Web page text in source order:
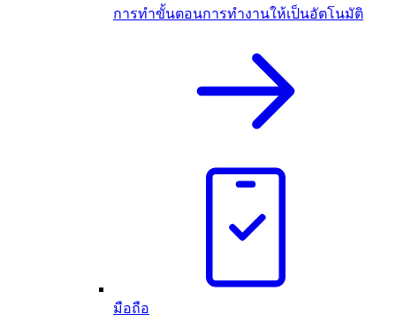
การทำขั้นตอนการทำงานให้เป็นอัตโนมัติ
มือถือ